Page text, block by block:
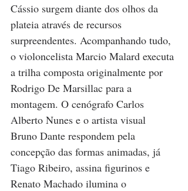
Cássio surgem diante dos olhos da
plateia através de recursos
surpreendentes. Acompanhando tudo,
o violoncelista Marcio Malard executa
a trilha composta originalmente por
Rodrigo De Marsillac para a
montagem. O cenógrafo Carlos
Alberto Nunes e o artista visual
Bruno Dante respondem pela
concepção das formas animadas, já
Tiago Ribeiro, assina figurinos e
Renato Machado ilumina o